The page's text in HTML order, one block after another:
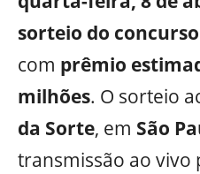
sorteio do
com prêmio
milhões. O sorteio
da Sorte, em São
transmissão ao vivo